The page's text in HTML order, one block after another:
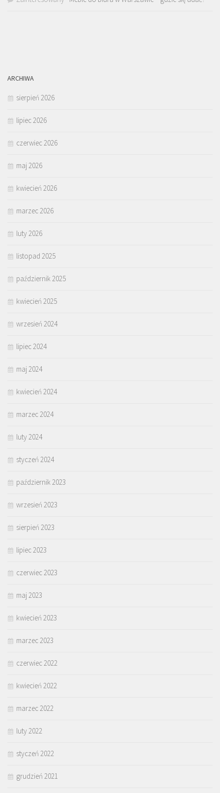
ARCHIWA
sierpień 2026
lipiec 2026
czerwiec 2026
maj 2026
kwiecień 2026
marzec 2026
luty 2026
listopad 2025
październik 2025
kwiecień 2025
wrzesień 2024
lipiec 2024
maj 2024
kwiecień 2024
marzec 2024
luty 2024
styczeń 2024
październik 2023
wrzesień 2023
sierpień 2023
lipiec 2023
czerwiec 2023
maj 2023
kwiecień 2023
marzec 2023
czerwiec 2022
kwiecień 2022
marzec 2022
luty 2022
styczeń 2022
grudzień 2021